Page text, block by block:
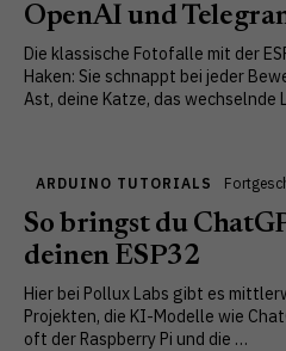
OpenAI und
Die klassische Fotofalle mit der
Haken: Sie schnappt bei jeder
Ast, deine Katze, das wechselnde
ARDUINO TUTORIALS
So bringst du
deinen ESP32
Hier bei Pollux Labs gibt es
Projekten, die KI-Modelle wie
oft der Raspberry Pi und die …